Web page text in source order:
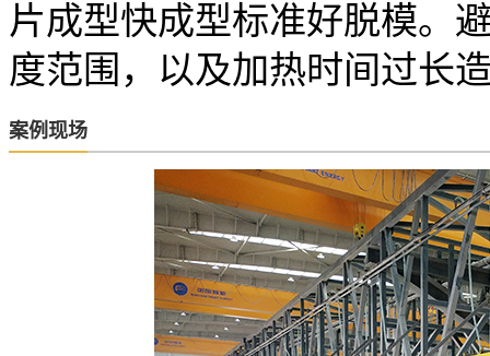
片成型快成型标准好脱模。
度范围，以及加热时间过长
案例现场